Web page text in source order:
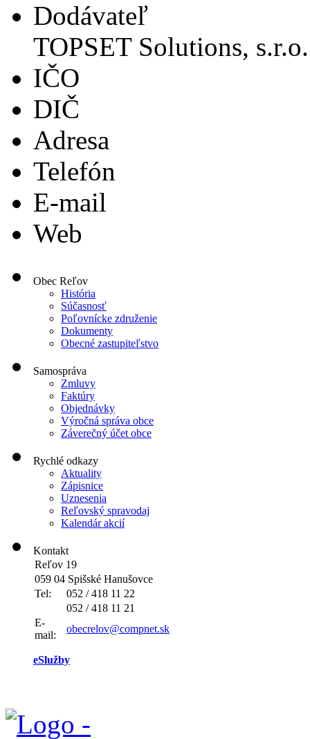
Dodávateľ
TOPSET Solutions, s.r.o.
IČO
DIČ
Adresa
Telefón
E-mail
Web
Obec Reľov
História
Súčasnosť
Poľovnícke združenie
Dokumenty
Obecné zastupiteľstvo
Samospráva
Zmluvy
Faktúry
Objednávky
Výročná správa obce
Záverečný účet obce
Rychlé odkazy
Aktuality
Zápisnice
Uznesenia
Reľovský spravodaj
Kalendár akcií
Kontakt
Reľov 19
059 04 Spišské Hanušovce
Tel:
052 / 418 11 22
052 / 418 11 21
E-
mail:
obecrelov@compnet.sk
eSlužby